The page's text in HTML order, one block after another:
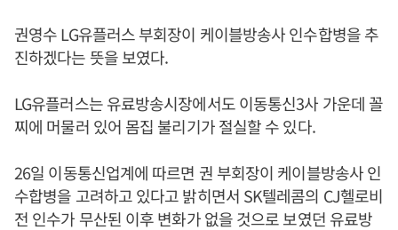
권영수 LG유플러스 부회장이 케이블방송사 인수합병을 추
진하겠다는 뜻을 보였다.
LG유플러스는 유료방송시장에서도 이동통신3사 가운데 꼴
찌에 머물러 있어 몸집 불리기가 절실할 수 있다.
26일 이동통신업계에 따르면 권 부회장이 케이블방송사 인
수합병을 고려하고 있다고 밝히면서 SK텔레콤의 CJ헬로비
전 인수가 무산된 이후 변화가 없을 것으로 보였던 유료방